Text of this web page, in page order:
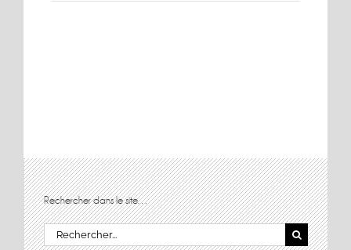
Rechercher dans le site…
Rechercher: